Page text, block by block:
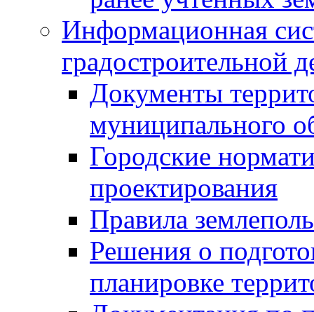
Информационная
градостроительной
Документы
муниципального
Городские
проектирования
Правила
Решения о
планировке